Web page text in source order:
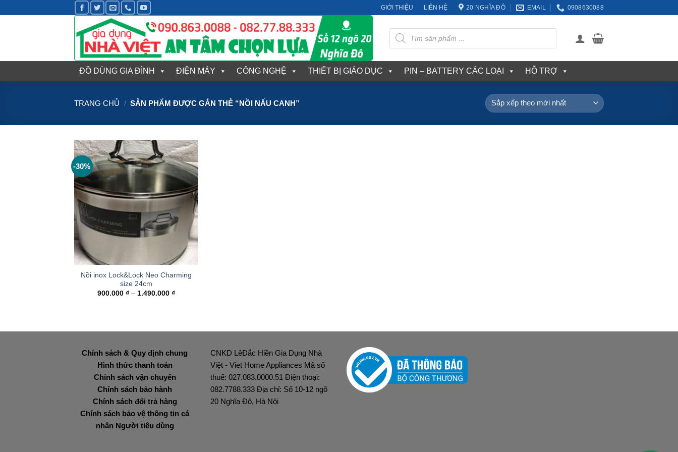
qua
GIỚI THIỆU LIÊN HỆ 20 NGHĨA ĐÔ EMAIL 0908630088
Tìm
kiếm
sản
phẩm
ĐỒ DÙNG GIA ĐÌNH ĐIỆN MÁY CÔNG NGHỆ THIẾT BỊ GIÁO DỤC PIN – BATTERY CÁC LOẠI HỖ TRỢ
TRANG CHỦ / SẢN PHẨM ĐƯỢC GẮN THẺ “NỒI NẤU CANH”
-30%
+
Nồi inox Lock&Lock Neo Charming
size 24cm
900.000₫ – 1.490.000₫Khoảng
Chính sách & Quy định chung
Hình thức thanh toán
Chính sách vận chuyển
Chính sách bảo hành
Chính sách đổi trả hàng
Chính sách bảo vệ thông tin cá
nhân Người tiêu dùng
CNKD LêĐắc Hiền Gia Dụng Nhà
Việt - Viet Home Appliances Mã số
thuế: 027.083.0000.51 Điện thoại:
082.7788.333 Địa chỉ: Số 10-12 ngõ
20 Nghĩa Đô, Hà Nội